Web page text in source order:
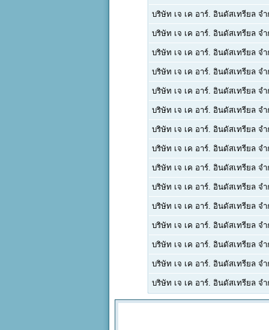
บริษัท เจ เค อาร์. อินดัสเทรียล จ
บริษัท เจ เค อาร์. อินดัสเทรียล จ
บริษัท เจ เค อาร์. อินดัสเทรียล จ
บริษัท เจ เค อาร์. อินดัสเทรียล จ
บริษัท เจ เค อาร์. อินดัสเทรียล จ
บริษัท เจ เค อาร์. อินดัสเทรียล จ
บริษัท เจ เค อาร์. อินดัสเทรียล จ
บริษัท เจ เค อาร์. อินดัสเทรียล จ
บริษัท เจ เค อาร์. อินดัสเทรียล จ
บริษัท เจ เค อาร์. อินดัสเทรียล จ
บริษัท เจ เค อาร์. อินดัสเทรียล จ
บริษัท เจ เค อาร์. อินดัสเทรียล จ
บริษัท เจ เค อาร์. อินดัสเทรียล จ
บริษัท เจ เค อาร์. อินดัสเทรียล จ
บริษัท เจ เค อาร์. อินดัสเทรียล จ